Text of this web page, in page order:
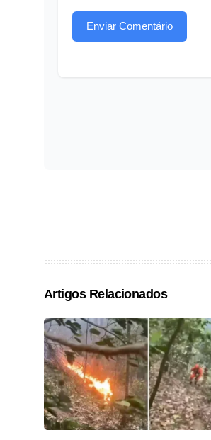
Enviar Comentário
Artigos Relacionados